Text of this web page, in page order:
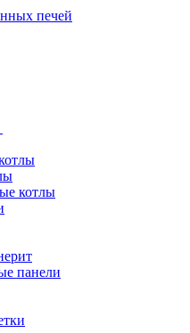
печей
котлы
панели